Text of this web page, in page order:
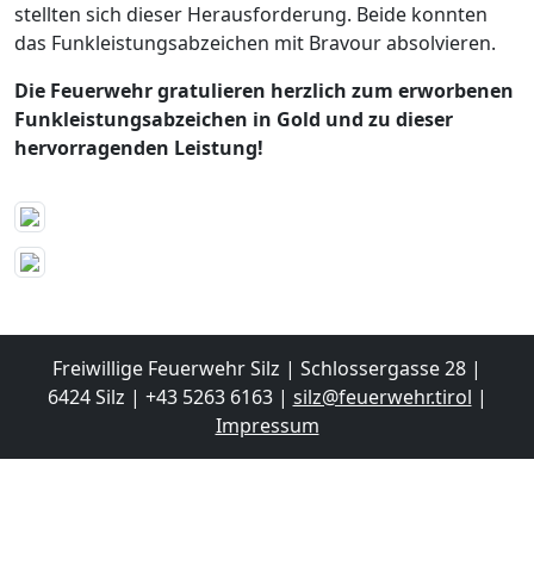
stellten sich dieser Herausforderung. Beide konnten
das Funkleistungsabzeichen mit Bravour absolvieren.
Die Feuerwehr gratulieren herzlich zum erworbenen
Funkleistungsabzeichen in Gold und zu dieser
hervorragenden Leistung!
Freiwillige Feuerwehr Silz | Schlossergasse 28 |
6424 Silz | +43 5263 6163 | silz@feuerwehr.tirol |
Impressum